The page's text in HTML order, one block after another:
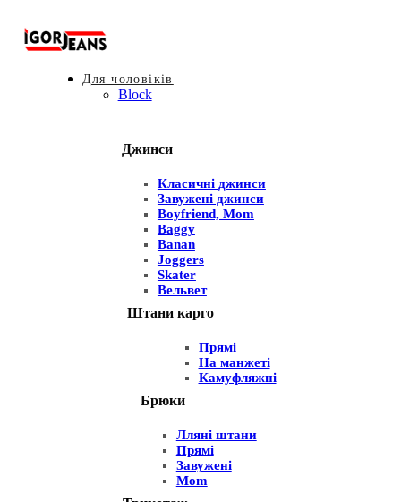
Для чоловіків
Block
Джинси
Класичні джинси
Завужені джинси
Boyfriend, Mom
Baggy
Banan
Joggers
Skater
Вельвет
Штани карго
Прямі
На манжеті
Камуфляжні
Брюки
Лляні штани
Прямі
Завужені
Mom